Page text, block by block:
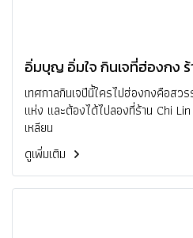
อิ่มบุญ อิ่มใจ กินเจที่ฮ่องกง
เทศกาลกินเจปีนี้ใครไปฮ่องกงคือสว
แห่ง และต้องได้ไปลองที่ร้าน Chi
เหลียน
ดูเพิ่มเติม